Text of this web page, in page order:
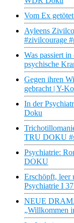
Vom Ex
Ayleens
#zivilcourage
Was passiert
psychische
Gegen ihren
gebracht | Y-
In der
Doku
TRU DOKU
Psychiatrie:
DOKU
Erschöpft, leer
Psychiatrie I
NEUE
„Willkommen